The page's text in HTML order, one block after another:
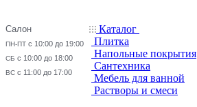
Салон
ПН-ПТ с 10:00 до 19:00
СБ с 10:00 до 18:00
ВС с 11:00 до 17:00
Каталог
Плитка
Напольные покрытия
Сантехника
Мебель для ванной
Растворы и смеси